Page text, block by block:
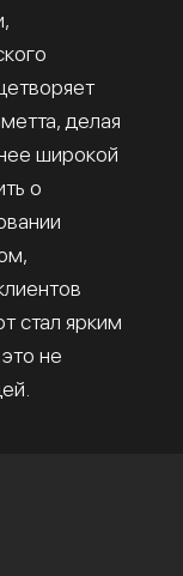
делая
широкой
о
стал ярким
не